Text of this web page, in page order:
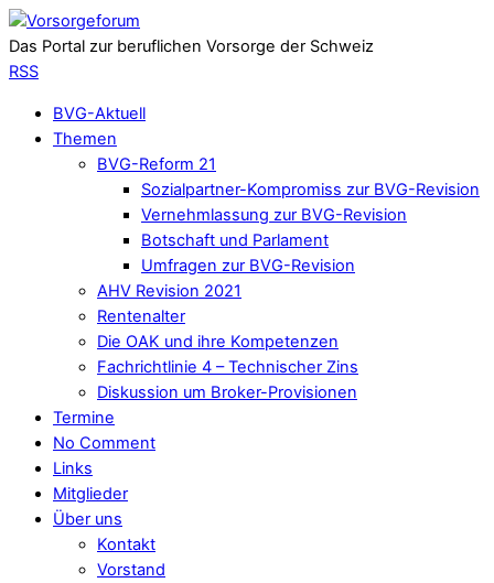
Das Portal zur beruflichen Vorsorge der Schweiz
RSS
BVG-Aktuell
Themen
BVG-Reform 21
Sozialpartner-Kompromiss zur BVG-Revision
Vernehmlassung zur BVG-Revision
Botschaft und Parlament
Umfragen zur BVG-Revision
AHV Revision 2021
Rentenalter
Die OAK und ihre Kompetenzen
Fachrichtlinie 4 – Technischer Zins
Diskussion um Broker-Provisionen
Termine
No Comment
Links
Mitglieder
Über uns
Kontakt
Vorstand